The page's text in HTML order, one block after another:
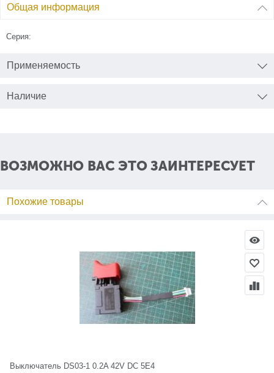
Общая информация
Серия:
Применяемость
Наличие
ВОЗМОЖНО ВАС ЭТО ЗАИНТЕРЕСУЕТ
Похожие товары
Выключатель DS03-1 0.2A 42V DC 5E4